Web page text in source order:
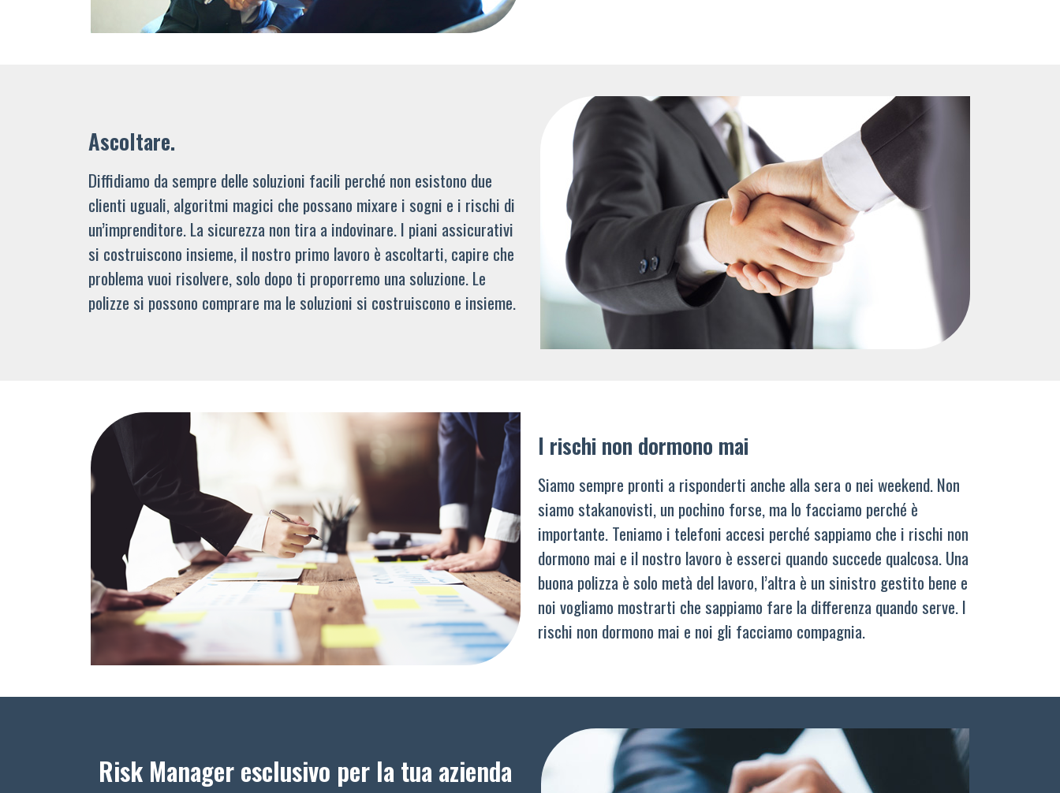
Ascoltare.
Diffidiamo da sempre delle soluzioni facili perché non esistono due
clienti uguali, algoritmi magici che possano mixare i sogni e i rischi di
un’imprenditore. La sicurezza non tira a indovinare. I piani assicurativi
si costruiscono insieme, il nostro primo lavoro è ascoltarti, capire che
problema vuoi risolvere, solo dopo ti proporremo una soluzione. Le
polizze si possono comprare ma le soluzioni si costruiscono e insieme.
I rischi non dormono mai
Siamo sempre pronti a risponderti anche alla sera o nei weekend. Non
siamo stakanovisti, un pochino forse, ma lo facciamo perché è
importante. Teniamo i telefoni accesi perché sappiamo che i rischi non
dormono mai e il nostro lavoro è esserci quando succede qualcosa. Una
buona polizza è solo metà del lavoro, l’altra è un sinistro gestito bene e
noi vogliamo mostrarti che sappiamo fare la differenza quando serve. I
rischi non dormono mai e noi gli facciamo compagnia.
Risk Manager esclusivo per la tua azienda